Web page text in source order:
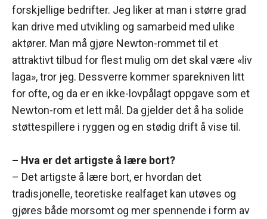
forskjellige bedrifter. Jeg liker at man i større grad
kan drive med utvikling og samarbeid med ulike
aktører. Man må gjøre Newton-rommet til et
attraktivt tilbud for flest mulig om det skal være «liv
laga», tror jeg. Dessverre kommer sparekniven litt
for ofte, og da er en ikke-lovpålagt oppgave som et
Newton-rom et lett mål. Da gjelder det å ha solide
støttespillere i ryggen og en stødig drift å vise til.
– Hva er det artigste å lære bort?
– Det artigste å lære bort, er hvordan det
tradisjonelle, teoretiske realfaget kan utøves og
gjøres både morsomt og mer spennende i form av